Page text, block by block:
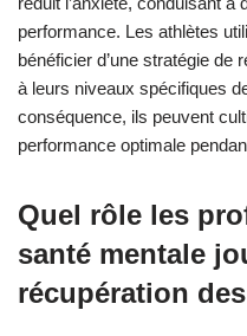
La technologie de
fatigue mentale chez les
et la concentration. Cette
temps réel sur les fonctions
athlètes d’identifier les
fréquence cardiaque a
réduit l’anxiété, conduisant
performance. Les athlètes
bénéficier d’une stratégie de